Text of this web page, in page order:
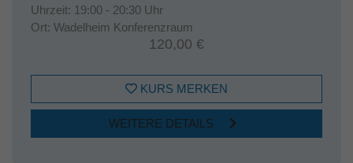
Uhrzeit: 19:00 - 20:30 Uhr
Ort: Wadelheim Konferenzraum
120,00 €
KURS MERKEN
WEITERE DETAILS